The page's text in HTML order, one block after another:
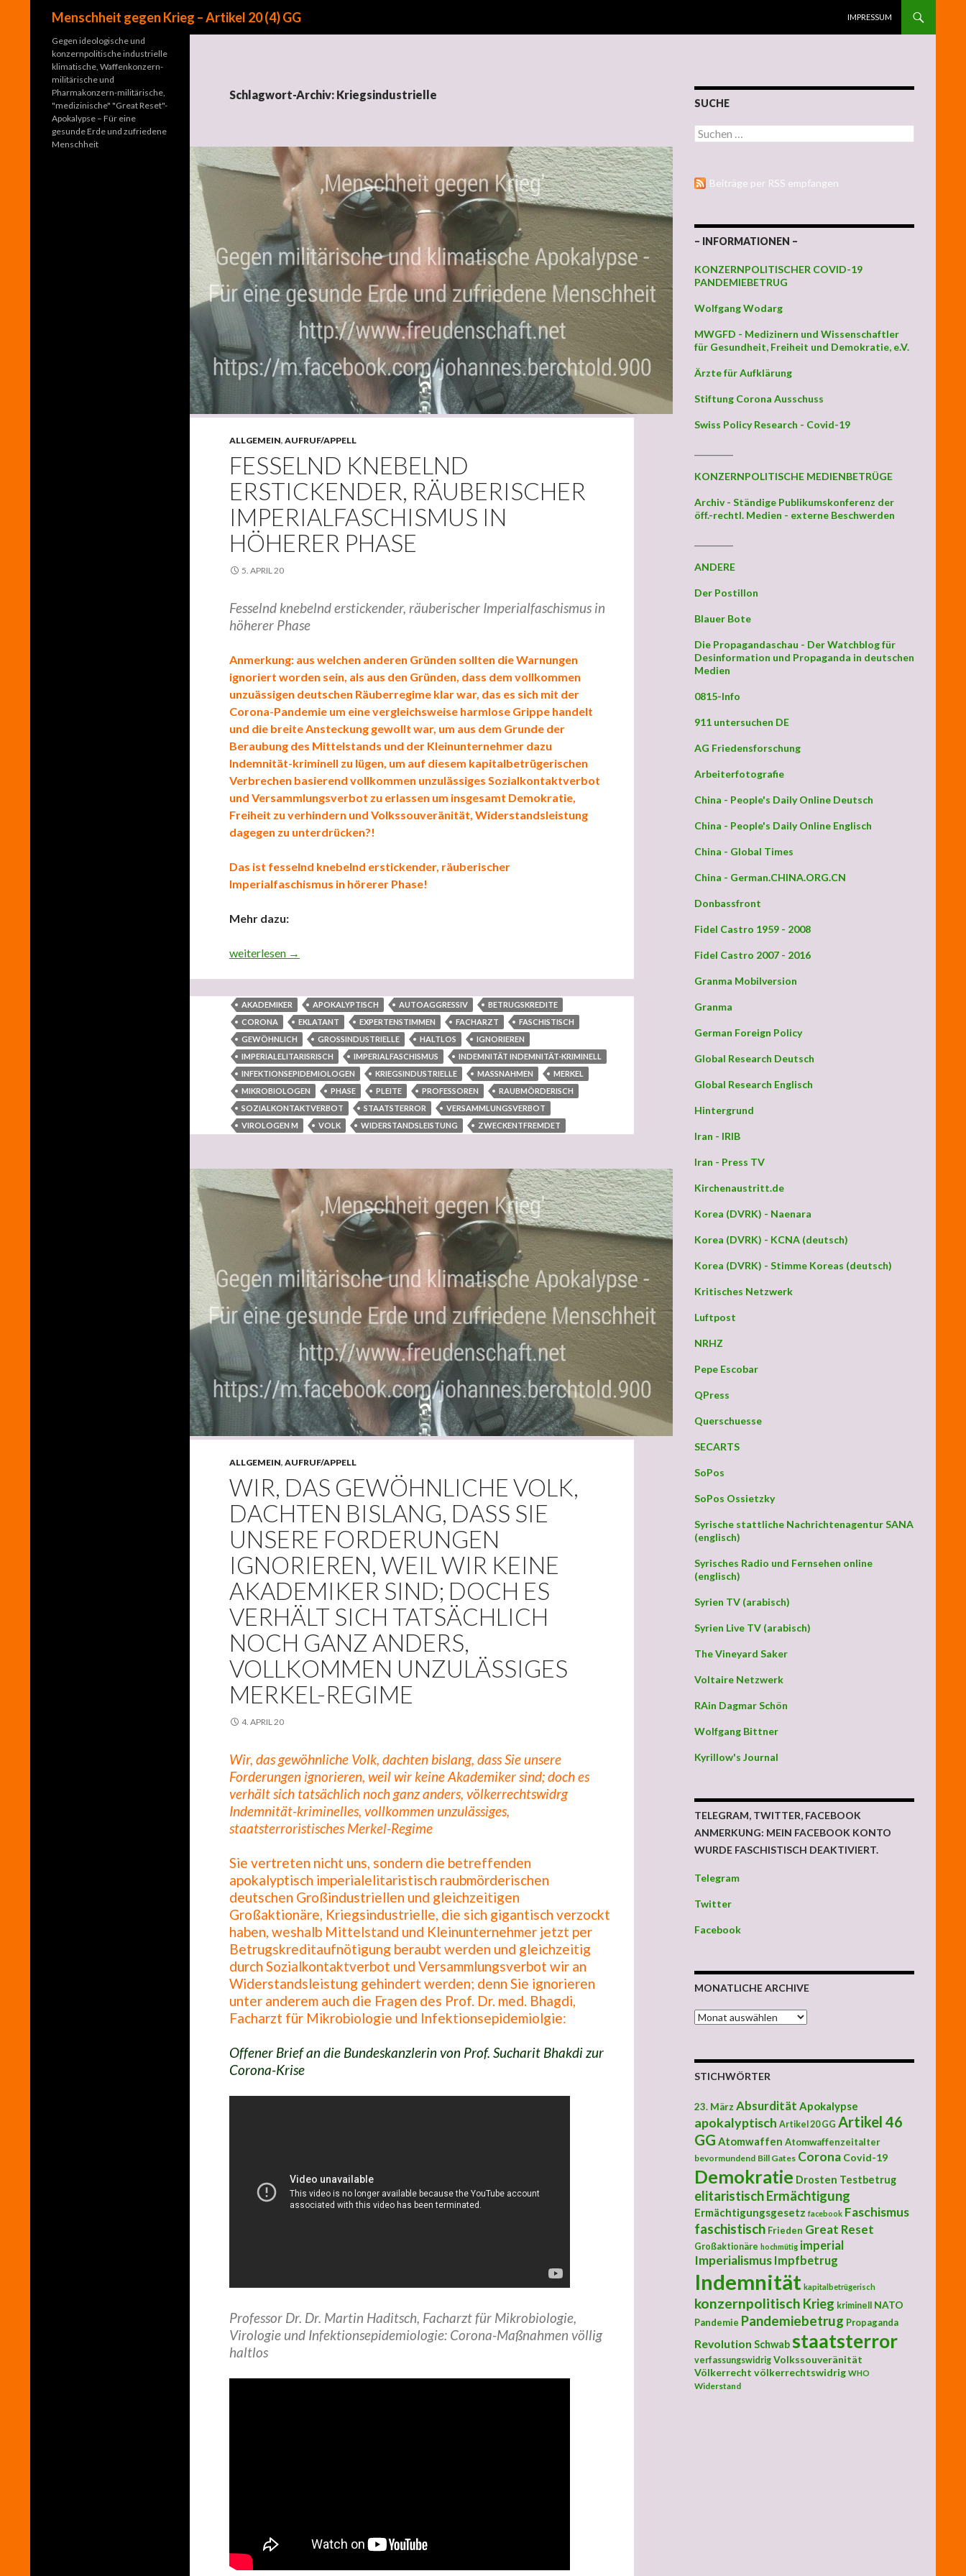
Menschheit gegen Krieg – Artikel 20 (4) GG
IMPRESSUM
Schlagwort-Archiv: Kriegsindustrielle
ALLGEMEIN, AUFRUF/APPELL
FESSELND KNEBELND
ERSTICKENDER, RÄUBERISCHER
IMPERIALFASCHISMUS IN
HÖHERER PHASE
5. APRIL 20
Fesselnd knebelnd erstickender, räuberischer Imperialfaschismus in
höherer Phase
Anmerkung: aus welchen anderen Gründen sollten die Warnungen
ignoriert worden sein, als aus den Gründen, dass dem vollkommen
unzuässigen deutschen Räuberregime klar war, das es sich mit der
Corona-Pandemie um eine vergleichsweise harmlose Grippe handelt
und die breite Ansteckung gewollt war, um aus dem Grunde der
Beraubung des Mittelstands und der Kleinunternehmer dazu
Indemnität-kriminell zu lügen, um auf diesem kapitalbetrügerischen
Verbrechen basierend vollkommen unzulässiges Sozialkontaktverbot
und Versammlungsverbot zu erlassen um insgesamt Demokratie,
Freiheit zu verhindern und Volkssouveränität, Widerstandsleistung
dagegen zu unterdrücken?!
Das ist fesselnd knebelnd erstickender, räuberischer
Imperialfaschismus in hörerer Phase!
Mehr dazu:
Fesselnd knebelnd erstickender, räuberischer Imperialfaschismus in höherer Phase
weiterlesen →
AKADEMIKER APOKALYPTISCH AUTOAGGRESSIV
BETRUGSKREDITE
CORONA
EKLATANT EXPERTENSTIMMEN FACHARZT
FASCHISTISCH
GEWÖHNLICH
GROSSINDUSTRIELLE HALTLOS
IGNORIEREN
IMPERIALELITARISRISCH
IMPERIALFASCHISMUS
INDEMNITÄT INDEMNITÄT-KRIMINELL
INFEKTIONSEPIDEMIOLOGEN
KRIEGSINDUSTRIELLE MASSNAHMEN
MERKEL
MIKROBIOLOGEN
PHASE PLEITE PROFESSOREN
RAUBMÖRDERISCH
SOZIALKONTAKTVERBOT
STAATSTERROR
VERSAMMLUNGSVERBOT
VIROLOGEN M
VOLK WIDERSTANDSLEISTUNG ZWECKENTFREMDET
ALLGEMEIN, AUFRUF/APPELL
WIR, DAS GEWÖHNLICHE VOLK,
DACHTEN BISLANG, DASS SIE
UNSERE FORDERUNGEN
IGNORIEREN, WEIL WIR KEINE
AKADEMIKER SIND; DOCH ES
VERHÄLT SICH TATSÄCHLICH
NOCH GANZ ANDERS,
VOLLKOMMEN UNZULÄSSIGES
MERKEL-REGIME
4. APRIL 20
Wir, das gewöhnliche Volk, dachten bislang, dass Sie unsere
Forderungen ignorieren, weil wir keine Akademiker sind; doch es
verhält sich tatsächlich noch ganz anders, völkerrechtswidrg
Indemnität-kriminelles, vollkommen unzulässiges,
staatsterroristisches Merkel-Regime
Sie vertreten nicht uns, sondern die betreffenden
apokalyptisch imperialelitaristisch raubmörderischen
deutschen Großindustriellen und gleichzeitigen
Großaktionäre, Kriegsindustrielle, die sich gigantisch verzockt
haben, weshalb Mittelstand und Kleinunternehmer jetzt per
Betrugskreditaufnötigung beraubt werden und gleichzeitig
durch Sozialkontaktverbot und Versammlungsverbot wir an
Widerstandsleistung gehindert werden; denn Sie ignorieren
unter anderem auch die Fragen des Prof. Dr. med. Bhagdi,
Facharzt für Mikrobiologie und Infektionsepidemiolgie:
Offener Brief an die Bundeskanzlerin von Prof. Sucharit Bhakdi zur
Corona-Krise
Professor Dr. Dr. Martin Haditsch, Facharzt für Mikrobiologie,
Virologie und Infektions­epidemiologie: Corona-Maßnahmen völlig
haltlos
SUCHE
Suchen nach:
Beiträge per RSS empfangen
– INFORMATIONEN –
KONZERNPOLITISCHER COVID-19
PANDEMIEBETRUG
Wolfgang Wodarg
MWGFD - Medizinern und Wissenschaftler
für Gesundheit, Freiheit und Demokratie, e.V.
Ärzte für Aufklärung
Stiftung Corona Ausschuss
Swiss Policy Research - Covid-19
KONZERNPOLITISCHE MEDIENBETRÜGE
Archiv - Ständige Publikumskonferenz der
öff.-rechtl. Medien - externe Beschwerden
ANDERE
Der Postillon
Blauer Bote
Die Propagandaschau - Der Watchblog für
Desinformation und Propaganda in deutschen
Medien
0815-Info
911 untersuchen DE
AG Friedensforschung
Arbeiterfotografie
China - People's Daily Online Deutsch
China - People's Daily Online Englisch
China - Global Times
China - German.CHINA.ORG.CN
Donbassfront
Fidel Castro 1959 - 2008
Fidel Castro 2007 - 2016
Granma Mobilversion
Granma
German Foreign Policy
Global Research Deutsch
Global Research Englisch
Hintergrund
Iran - IRIB
Iran - Press TV
Kirchenaustritt.de
Korea (DVRK) - Naenara
Korea (DVRK) - KCNA (deutsch)
Korea (DVRK) - Stimme Koreas (deutsch)
Kritisches Netzwerk
Luftpost
NRHZ
Pepe Escobar
QPress
Querschuesse
SECARTS
SoPos
SoPos Ossietzky
Syrische stattliche Nachrichtenagentur SANA
(englisch)
Syrisches Radio und Fernsehen online
(englisch)
Syrien TV (arabisch)
Syrien Live TV (arabisch)
The Vineyard Saker
Voltaire Netzwerk
RAin Dagmar Schön
Wolfgang Bittner
Kyrillow's Journal
TELEGRAM, TWITTER, FACEBOOK
ANMERKUNG: MEIN FACEBOOK KONTO
WURDE FASCHISTISCH DEAKTIVIERT.
Telegram
Twitter
Facebook
MONATLICHE ARCHIVE
MONATLICHE ARCHIVE
STICHWÖRTER
23. März Absurdität Apokalypse
apokalyptisch Artikel 20 GG Artikel 46
GG Atomwaffen Atomwaffenzeitalter
bevormundend Bill Gates Corona Covid-19
Demokratie Drosten Testbetrug
elitaristischErmächtigung
Ermächtigungsgesetz facebook Faschismus
faschistisch Frieden Great Reset
Großaktionäre hochmütig imperial
Imperialismus Impfbetrug
Indemnität kapitalbetrügerisch
konzernpolitisch Krieg kriminell
NATO
Pandemie Pandemiebetrug Propaganda
Revolution Schwabstaatsterror
verfassungswidrig Volkssouveränität
Völkerrecht völkerrechtswidrig WHO
Widerstand
Gegen ideologische und
konzernpolitische industrielle
klimatische, Waffenkonzern-
militärische und
Pharmakonzern-militärische,
"medizinische" "Great Reset"-
Apokalypse – Für eine
gesunde Erde und zufriedene
Menschheit